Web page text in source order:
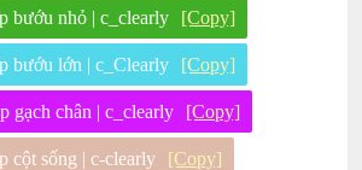
bướu nhỏ | c_clearly [Copy]
bướu lớn | c_Clearly [Copy]
gạch chân | c_clearly [Copy]
cột sống | c-clearly [Copy]